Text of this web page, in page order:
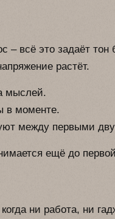
– всё это задаёт тон
растёт.
мыслей.
в моменте.
между первыми
ещё до
ни работа, ни